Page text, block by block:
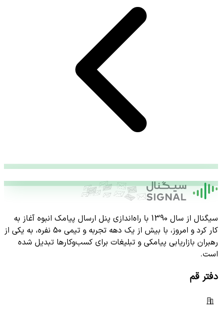
سیگنال از سال 1390 با راه‌اندازی پنل ارسال پیامک انبوه آغاز به
کار کرد و امروز، با بیش از یک دهه تجربه و تیمی 50 نفره، به یکی از
رهبران بازاریابی پیامکی و تبلیغات برای کسب‌وکارها تبدیل شده
است.
دفتر قم